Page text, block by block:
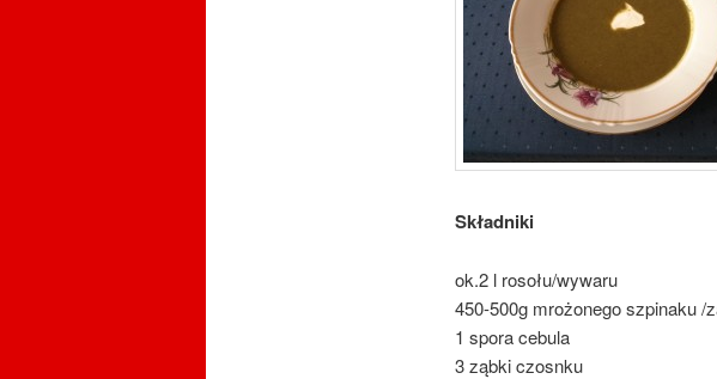
Składniki
ok.2 l rosołu/wywaru
450-500g mrożonego szpinaku /
1 spora cebula
3 ząbki czosnku